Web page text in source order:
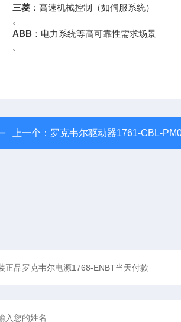
三菱 ：高速机械控制（如伺服系统）
。
ABB ：电力系统等高可靠性需求场景
。
上一个： 罗克韦尔驱动器1761-CBL-